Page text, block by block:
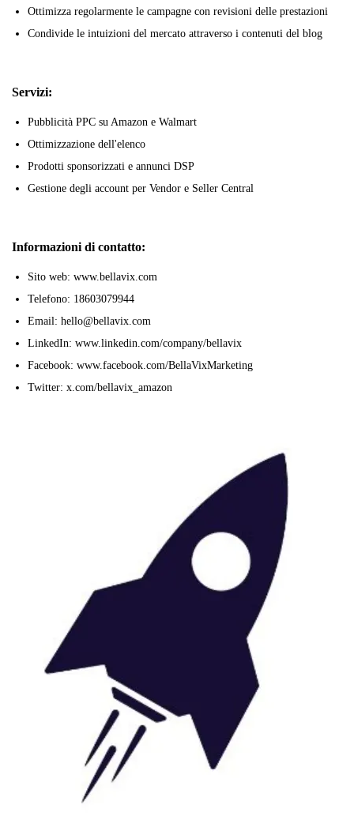
Ottimizza regolarmente le campagne con revisioni delle prestazioni
Condivide le intuizioni del mercato attraverso i contenuti del blog
Servizi:
Pubblicità PPC su Amazon e Walmart
Ottimizzazione dell'elenco
Prodotti sponsorizzati e annunci DSP
Gestione degli account per Vendor e Seller Central
Informazioni di contatto:
Sito web: www.bellavix.com
Telefono: 18603079944
Email: hello@bellavix.com
LinkedIn: www.linkedin.com/company/bellavix
Facebook: www.facebook.com/BellaVixMarketing
Twitter: x.com/bellavix_amazon